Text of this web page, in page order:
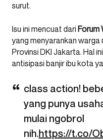
surut.
Isu ini mencuat dari Forum
yang menyarankan
Provinsi DKI Jakarta. Hal
antisipasi banjir ibu kota
class action!
yang punya
mulai ngobrol
nih.https://t.co/